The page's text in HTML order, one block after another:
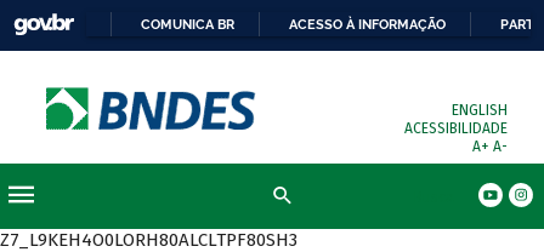
COMUNICA BR ACESSO À INFORMAÇÃO
ENGLISH
ACESSIBILIDADE
A+ A-
Z7_L9KEH4O0LORH80ALCLTPF80SH3